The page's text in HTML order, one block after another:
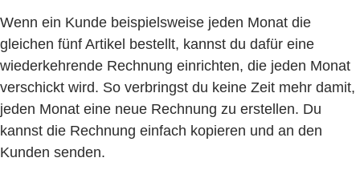
Wenn ein Kunde beispielsweise jeden Monat die
gleichen fünf Artikel bestellt, kannst du dafür eine
wiederkehrende Rechnung einrichten, die jeden Monat
verschickt wird. So verbringst du keine Zeit mehr damit,
jeden Monat eine neue Rechnung zu erstellen. Du
kannst die Rechnung einfach kopieren und an den
Kunden senden.